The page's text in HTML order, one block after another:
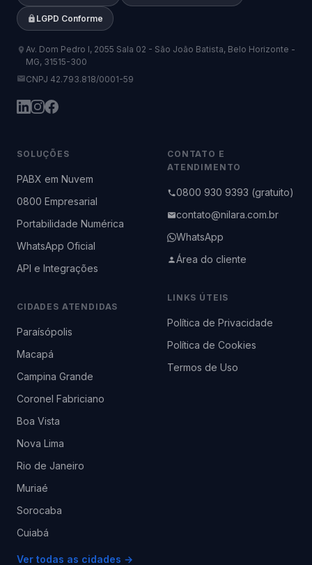
LGPD Conforme
Av. Dom Pedro I, 2055 Sala 02 - São João Batista, Belo Horizonte -
MG, 31515-300
CNPJ 42.793.818/0001-59
SOLUÇÕES
PABX em Nuvem
0800 Empresarial
Portabilidade Numérica
WhatsApp Oficial
API e Integrações
CIDADES ATENDIDAS
Paraísópolis
Macapá
Campina Grande
Coronel Fabriciano
Boa Vista
Nova Lima
Rio de Janeiro
Muriaé
Sorocaba
Cuiabá
Ver todas as cidades →
CONTATO E
ATENDIMENTO
0800 930 9393 (gratuito)
contato@nilara.com.br
WhatsApp
Área do cliente
LINKS ÚTEIS
Política de Privacidade
Política de Cookies
Termos de Uso